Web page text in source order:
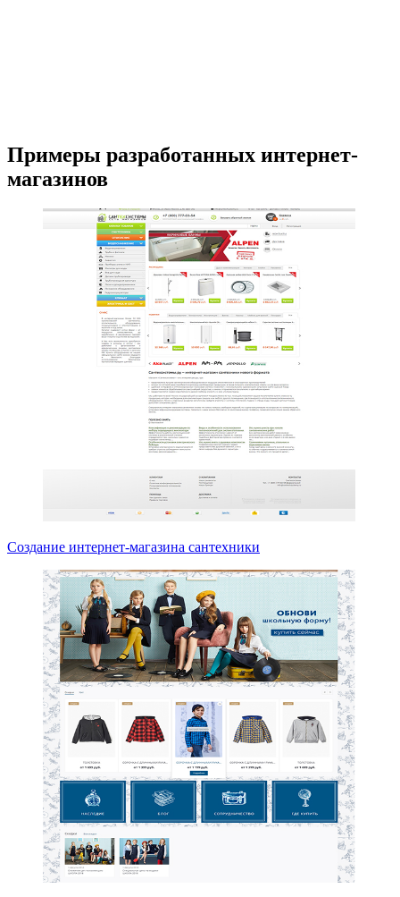
Примеры разработанных интернет-
магазинов
Создание интернет-магазина сантехники